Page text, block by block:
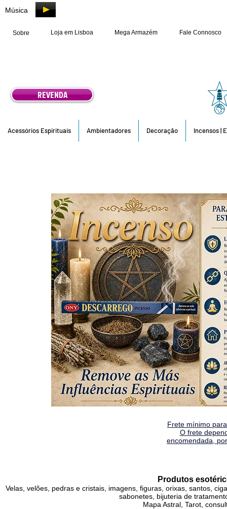
Música
Sobre Loja em Lisboa Mega Armazém Fale Connosco
REVENDA
Acessórios Espirituais Ambientadores Decoração Incensos |
Frete mínimo
O frete
encomendada,
Produtos
Velas, velões, pedras e cristais, imagens, figuras, orixas, santos,
sabonetes, bijuteria de
Mapa Astral, Tarot,